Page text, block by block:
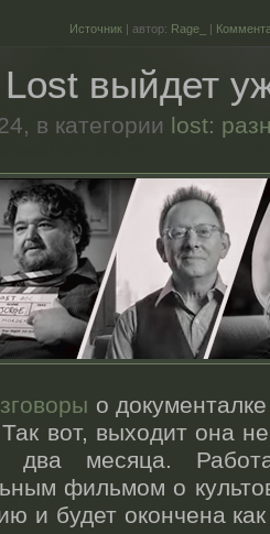
Источник | автор: Rage_ |
выйдет
в категории lost:
о
вот, выходит она
два месяца.
фильмом о
и будет окончена